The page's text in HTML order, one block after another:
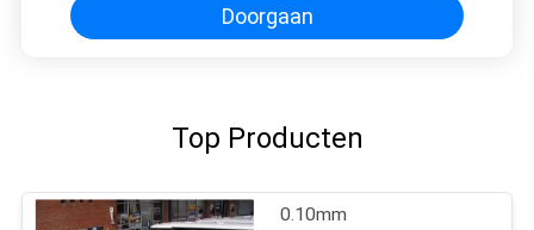
Doorgaan
Top Producten
0.10mm